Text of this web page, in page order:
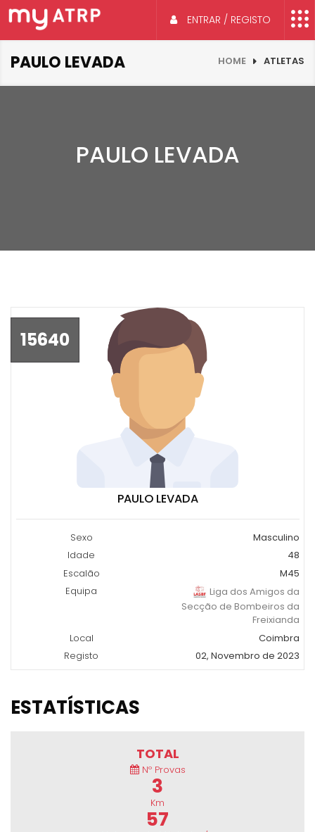
ENTRAR / REGISTO
PAULO LEVADA HOME ATLETAS
PAULO LEVADA
15640
PAULO LEVADA
Sexo
Masculino
Idade
48
Escalão
M45
Equipa
Liga dos Amigos da
Secção de Bombeiros da
Freixianda
Local
Coimbra
Registo
02, Novembro de 2023
ESTATÍSTICAS
TOTAL
Nº Provas
3
Km
57